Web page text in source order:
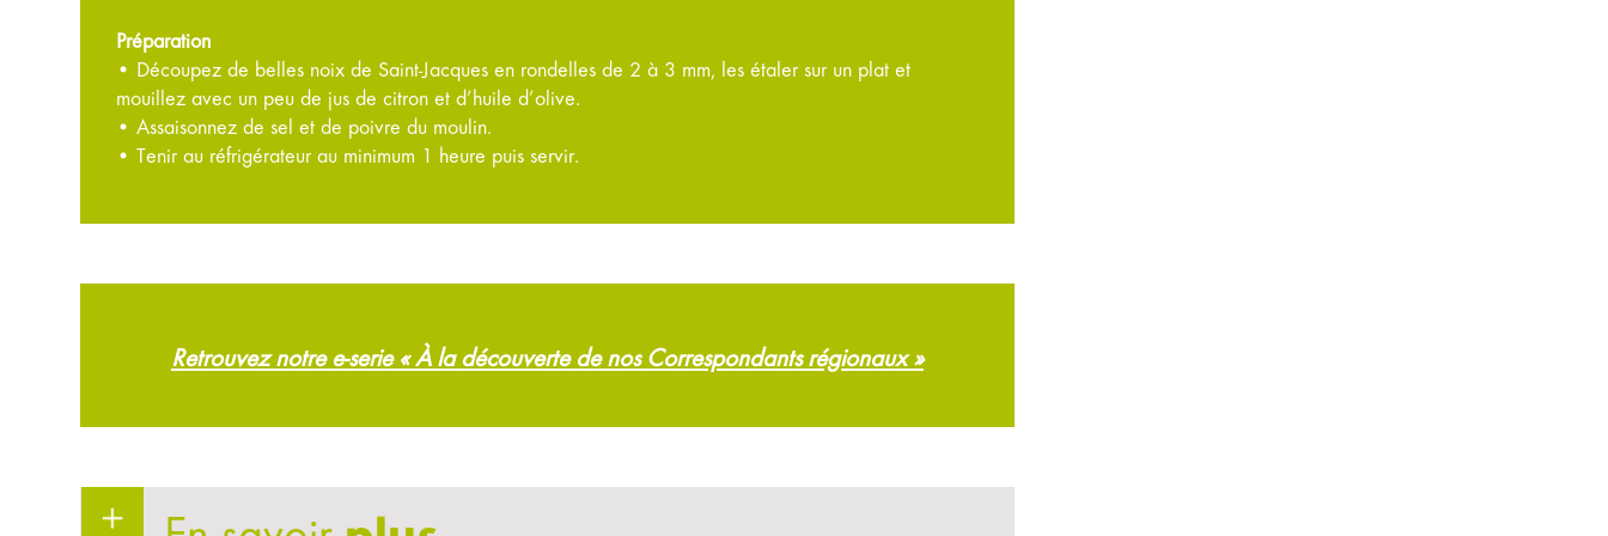
Préparation
• Découpez de belles noix de Saint-Jacques en rondelles de 2 à 3 mm, les étaler sur un plat et
mouillez avec un peu de jus de citron et d’huile d’olive.
• Assaisonnez de sel et de poivre du moulin.
• Tenir au réfrigérateur au minimum 1 heure puis servir.
Retrouvez notre e-serie « À la découverte de nos Correspondants régionaux »